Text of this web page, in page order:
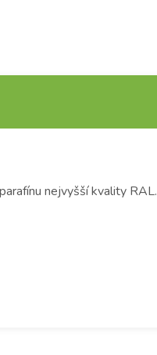
nejvyšší kvality RAL.